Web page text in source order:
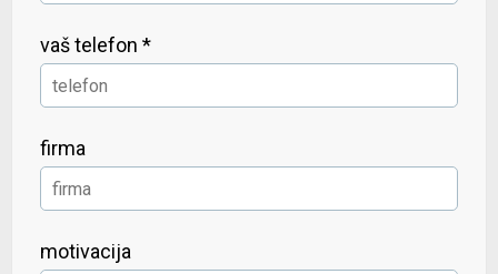
vaš telefon *
firma
motivacija